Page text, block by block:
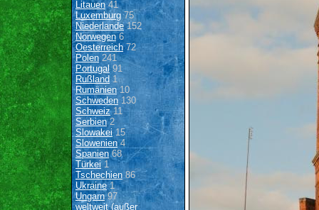
Litauen41
Luxemburg 75
Niederlande152
Norwegen6
Oesterreich72
Polen 241
Portugal91
Rußland 1
Rumänien10
Schweden 130
Schweiz11
Serbien2
Slowakei15
Slowenien4
Spanien68
Türkei1
Tschechien 86
Ukraine1
Ungarn97
weltweit (außer